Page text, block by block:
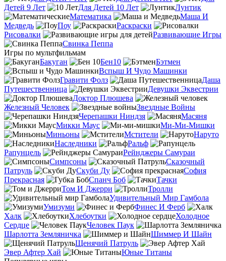
Детей 9 Лет
Для Детей 10 Лет
Лунтик
Математика
Маша И
Медведь
Поу
Раскраски
Рисовалки
Развивающие Игры
Свинка Пеппа
Игры по мультфильмам
Бакуган
Бен10
Бэтмен
Вспыш И Чудо Машинки
Гравити Фолз
Даша
Путешественница
Девушки Эквестрии
Доктор Плюшева
Железный Человек
Звездные Войны
Черепашки Ниндзя
Масяня
Микки Маус
Ми-Ми-Мишки
Миньоны
Мстители
Наруто
Наследники
Ральф
Рапунцель
Рейнджеры Самураи
Симпсоны
Сказочный
Патруль
Скуби Ду
София
Прекрасная
Спанч Боб
Тачки
Том И Джерри
Тролли
Удивительный Мир Гамбола
Умизуми
Финес И Ферб
Халк
Хлебоутки
Холодное
Сердце
Человек Паук
Шарлотта Земляничка
Шиммер И Шайн
Щенячий Патруль
Эвер Афтер Хай
Юные Титаны